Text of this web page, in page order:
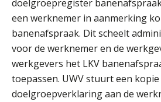
doelgroepregister
een werknemer in aanmerking
banenafspraak. Dit scheelt
voor de werknemer en de
werkgevers het LKV
toepassen. UWV stuurt een kopie
doelgroepverklaring aan de
08
SEP
MOCuitgevers
08
SEP
MOCuitgevers